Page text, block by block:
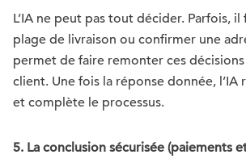
L’IA ne peut pas tout décider. Parfois,
plage de livraison ou confirmer une
permet de faire remonter ces
client. Une fois la réponse donnée, l’IA
et complète le processus.
5. La conclusion sécurisée (paiements